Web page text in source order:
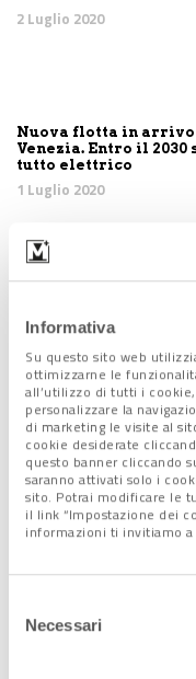
Informativa
Su questo sito web
ottimizzarne le
all’utilizzo di tutti i
personalizzare la
di marketing le visite al
cookie desiderate
questo banner cliccando
saranno attivati solo i
sito. Potrai modificare le
il link “Impostazione dei
informazioni ti invitiamo
delNecessari
2 Luglio 2020
Nuova flotta in arrivo
Venezia. Entro il 2030
tutto elettrico
1 Luglio 2020
Mobilità pulita: si
29 Giugno 2020
Venezia in prima
contro i cambiamenti
climatici
25 Giugno 2020
bijou